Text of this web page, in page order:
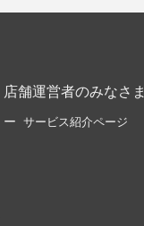
店舗運営者のみなさま
サービス紹介ページ